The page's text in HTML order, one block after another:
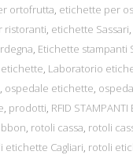
ortofrutta, etichette per
ristoranti, etichette Sassari,
, Etichette stampanti
, Laboratorio
, ospedale etichette,
, prodotti, RFID STAMPANTI
, rotoli cassa, rotoli
etichette Cagliari, rotoli